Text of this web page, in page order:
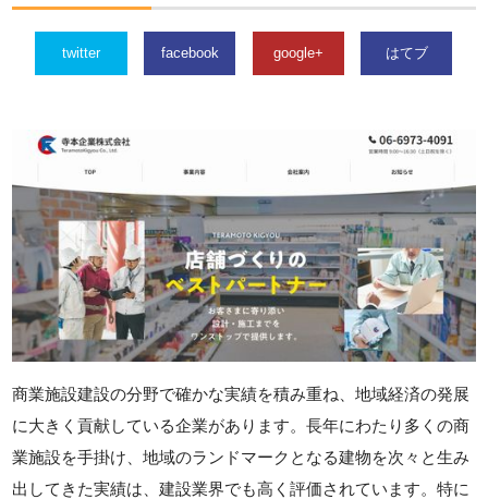
twitter facebook google+ はてブ
商業施設建設の分野で確かな実績を積み重ね、地域経済の発展
に大きく貢献している企業があります。長年にわたり多くの商
業施設を手掛け、地域のランドマークとなる建物を次々と生み
出してきた実績は、建設業界でも高く評価されています。特に